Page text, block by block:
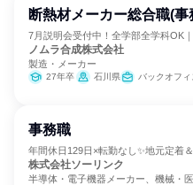
断熱材メーカー総合職(
7月説明会受付中！全学部全学科OK
ノムラ合成株式会社
製造・メーカー
27年卒 石川県 バックオフ
事務職
年間休日129日×転勤なし✨地元定着
株式会社ソーリンク
半導体・電子機器メーカー、機械・